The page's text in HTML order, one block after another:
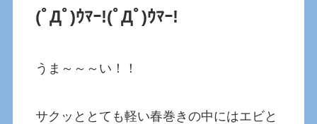
(ﾟДﾟ)ｳﾏｰ!(ﾟДﾟ)ｳﾏｰ!
うま～～～い！！
サクッととても軽い春巻きの中にはエビと